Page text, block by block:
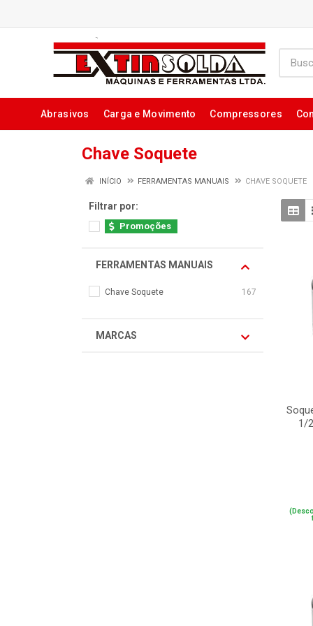
Abrasivos Carga e Movimento Compressores
Chave Soquete
INÍCIO FERRAMENTAS MANUAIS CHAVE SOQUETE
Filtrar por:
Promoções
FERRAMENTAS MANUAIS
Chave Soquete 167
MARCAS
1/